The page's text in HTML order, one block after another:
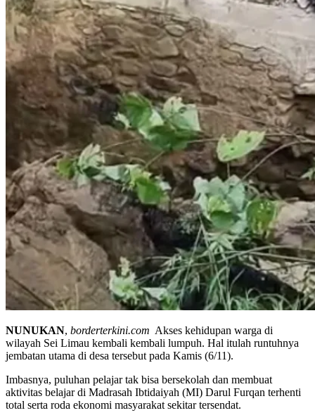
NUNUKAN, borderterkini.com Akses kehidupan warga di
wilayah Sei Limau kembali kembali lumpuh. Hal itulah runtuhnya
jembatan utama di desa tersebut pada Kamis (6/11).
Imbasnya, puluhan pelajar tak bisa bersekolah dan membuat
aktivitas belajar di Madrasah Ibtidaiyah (MI) Darul Furqan terhenti
total serta roda ekonomi masyarakat sekitar tersendat.